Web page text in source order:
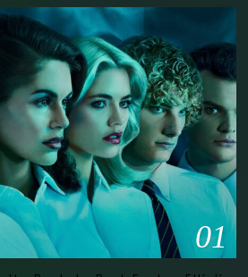
01